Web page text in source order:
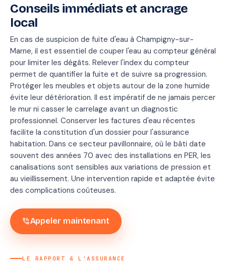
Conseils immédiats et ancrage
local
En cas de suspicion de fuite d'eau à Champigny-sur-
Marne, il est essentiel de couper l'eau au compteur général
pour limiter les dégâts. Relever l'index du compteur
permet de quantifier la fuite et de suivre sa progression.
Protéger les meubles et objets autour de la zone humide
évite leur détérioration. Il est impératif de ne jamais percer
le mur ni casser le carrelage avant un diagnostic
professionnel. Conserver les factures d'eau récentes
facilite la constitution d'un dossier pour l'assurance
habitation. Dans ce secteur pavillonnaire, où le bâti date
souvent des années 70 avec des installations en PER, les
canalisations sont sensibles aux variations de pression et
au vieillissement. Une intervention rapide et adaptée évite
des complications coûteuses.
phone_in_talkAppeler maintenant
LE RAPPORT & L'ASSURANCE